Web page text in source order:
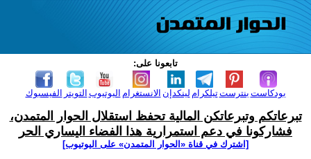
تابعونا على:
الفيسبوك التويتر اليوتيوب الانستغرام لينكدإن تيلكرامبنترست بودكاست
تبرعاتكم وتبرعاتكن المالية تحفظ استقلال الحوار المتمدن،
فشاركونا في دعم استمرارية هذا الفضاء اليساري الحر
[اشترك في قناة ‫«الحوار المتمدن» على اليوتيوب]